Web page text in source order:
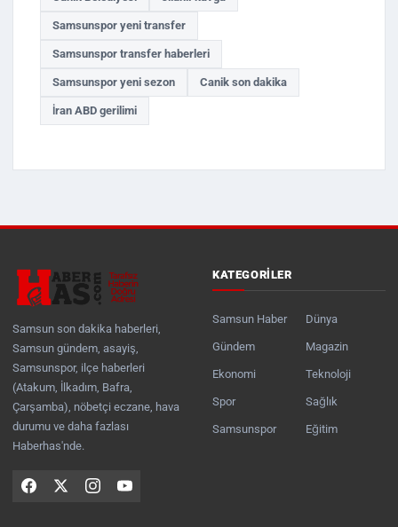
Samsunspor yeni transfer
Samsunspor transfer haberleri
Samsunspor yeni sezon Canik son dakika
İran ABD gerilimi
Samsun son dakika haberleri,
Samsun gündem, asayiş,
Samsunspor, ilçe haberleri
(Atakum, İlkadım, Bafra,
Çarşamba), nöbetçi eczane, hava
durumu ve daha fazlası
Haberhas'nde.
KATEGORILER
Samsun Haber
Gündem
Ekonomi
Spor
Samsunspor
Dünya
Magazin
Teknoloji
Sağlık
Eğitim